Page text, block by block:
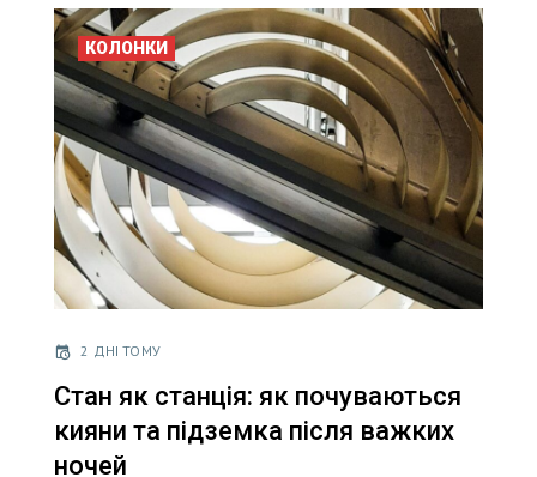
КОЛОНКИ
2 ДНІ ТОМУ
Стан як станція: як почуваються
кияни та підземка після важких
ночей